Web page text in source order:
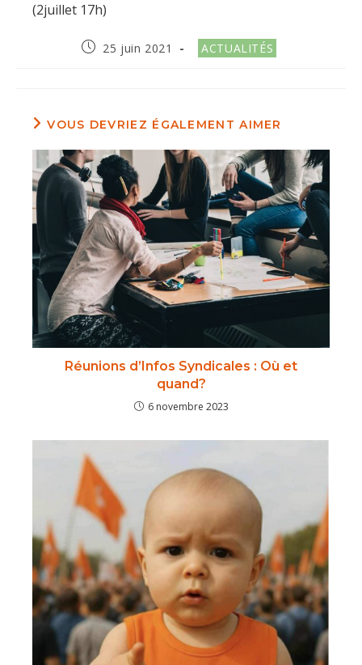
(2juillet 17h)
Publication
25 juin 2021
Post
category:
ACTUALITÉS
VOUS DEVRIEZ ÉGALEMENT AIMER
Réunions d’Infos Syndicales : Où et
quand?
6 novembre 2023